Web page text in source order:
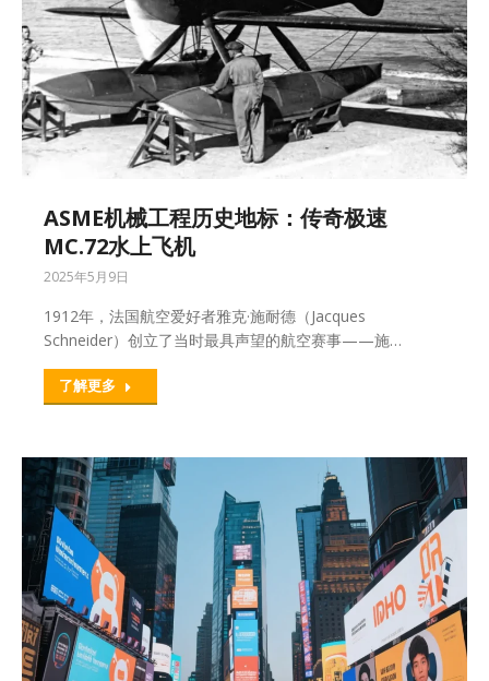
ASME机械工程历史地标：传奇极速
MC.72水上飞机
2025年5月9日
1912年，法国航空爱好者雅克·施耐德（Jacques
Schneider）创立了当时最具声望的航空赛事——施…
了解更多